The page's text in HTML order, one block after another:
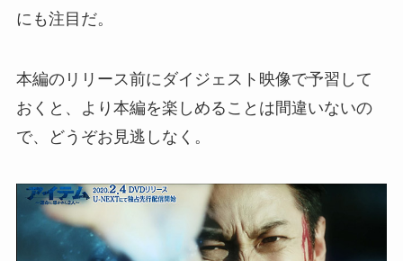
にも注目だ。
本編のリリース前にダイジェスト映像で予習して
おくと、より本編を楽しめることは間違いないの
で、どうぞお見逃しなく。